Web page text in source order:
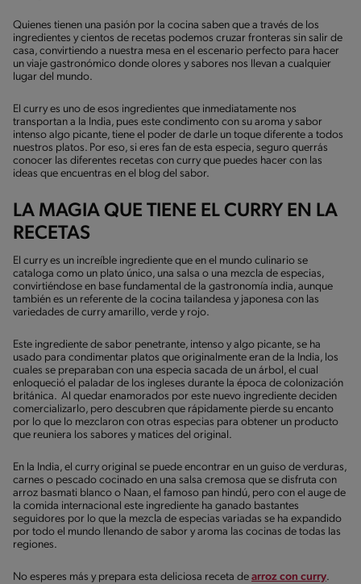
Quienes tienen una pasión por la cocina saben que a través de los
ingredientes y cientos de recetas podemos cruzar fronteras sin salir de
casa, convirtiendo a nuestra mesa en el escenario perfecto para hacer
un viaje gastronómico donde olores y sabores nos llevan a cualquier
lugar del mundo.
El curry es uno de esos ingredientes que inmediatamente nos
transportan a la India, pues este condimento con su aroma y sabor
intenso algo picante, tiene el poder de darle un toque diferente a todos
nuestros platos. Por eso, si eres fan de esta especia, seguro querrás
conocer las diferentes recetas con curry que puedes hacer con las
ideas que encuentras en el blog del sabor.
LA MAGIA QUE TIENE EL CURRY EN LA
RECETAS
El curry es un increíble ingrediente que en el mundo culinario se
cataloga como un plato único, una salsa o una mezcla de especias,
convirtiéndose en base fundamental de la gastronomía india, aunque
también es un referente de la cocina tailandesa y japonesa con las
variedades de curry amarillo, verde y rojo.
Este ingrediente de sabor penetrante, intenso y algo picante, se ha
usado para condimentar platos que originalmente eran de la India, los
cuales se preparaban con una especia sacada de un árbol, el cual
enloqueció el paladar de los ingleses durante la época de colonización
británica. Al quedar enamorados por este nuevo ingrediente deciden
comercializarlo, pero descubren que rápidamente pierde su encanto
por lo que lo mezclaron con otras especias para obtener un producto
que reuniera los sabores y matices del original.
En la India, el curry original se puede encontrar en un guiso de verduras,
carnes o pescado cocinado en una salsa cremosa que se disfruta con
arroz basmati blanco o Naan, el famoso pan hindú, pero con el auge de
la comida internacional este ingrediente ha ganado bastantes
seguidores por lo que la mezcla de especias variadas se ha expandido
por todo el mundo llenando de sabor y aroma las cocinas de todas las
regiones.
No esperes más y prepara esta deliciosa receta de arroz con curry.